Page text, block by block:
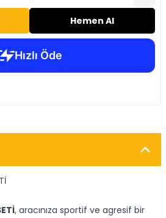
Hemen Al
, aracınıza sportif ve agresif bir